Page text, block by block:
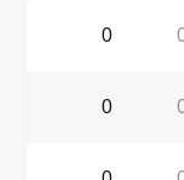
0
0